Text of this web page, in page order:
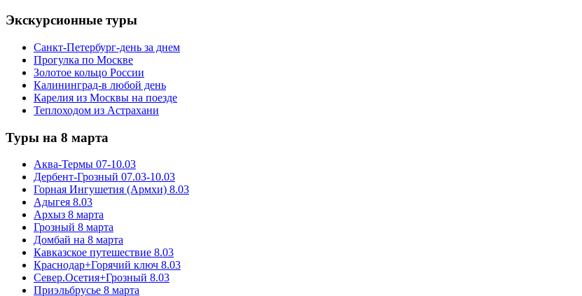
Экскурсионные туры
Санкт-Петербург-день за днем
Прогулка по Москве
Золотое кольцо России
Калининград-в любой день
Карелия из Москвы на поезде
Теплоходом из Астрахани
Туры на 8 марта
Аква-Термы 07-10.03
Дербент-Грозный 07.03-10.03
Горная Ингушетия (Армхи) 8.03
Адыгея 8.03
Архыз 8 марта
Грозный 8 марта
Домбай на 8 марта
Кавказское путешествие 8.03
Краснодар+Горячий ключ 8.03
Север.Осетия+Грозный 8.03
Приэльбрусье 8 марта